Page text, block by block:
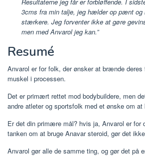
3cms fra min talje, jeg hælder op pænt og
stærkere. Jeg forventer ikke at gøre
men med Anvarol jeg kan.”
Resumé
Anvarol er for folk, der ønsker at brænde
muskel i processen.
Det er primært rettet mod bodybuildere, men
andre atleter og sportsfolk med et ønske om at
Er det din primære mål? hvis ja, Anvarol er for
tanken om at bruge Anavar steroid, gør det
Anvarol gør alle de samme ting, og gør det på